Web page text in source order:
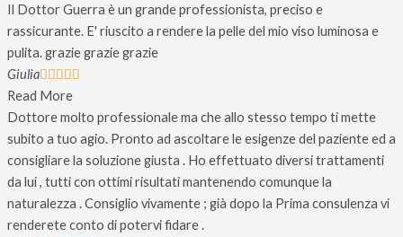
Il Dottor Guerra è un grande professionista, preciso e
rassicurante. E' riuscito a rendere la pelle del mio viso luminosa e
pulita. grazie grazie grazie
Giulia    
Read More
Dottore molto professionale ma che allo stesso tempo ti mette
subito a tuo agio. Pronto ad ascoltare le esigenze del paziente ed a
consigliare la soluzione giusta . Ho effettuato diversi trattamenti
da lui , tutti con ottimi risultati mantenendo comunque la
naturalezza . Consiglio vivamente ; già dopo la Prima consulenza vi
renderete conto di potervi fidare .